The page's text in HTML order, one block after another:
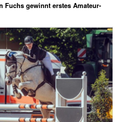
Fuchs gewinnt erstes Amateur-